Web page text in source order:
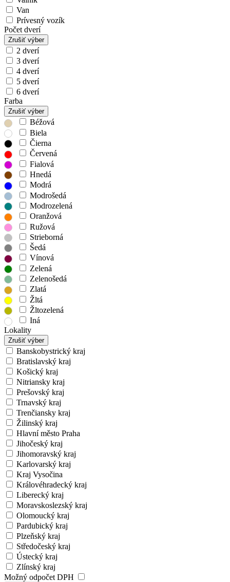
Van
Prívesný vozík
Počet dverí
Zrušiť výber
2 dverí
3 dverí
4 dverí
5 dverí
6 dverí
Farba
Zrušiť výber
Béžová
Biela
Čierna
Červená
Fialová
Hnedá
Modrá
Modrošedá
Modrozelená
Oranžová
Ružová
Strieborná
Šedá
Vínová
Zelená
Zelenošedá
Zlatá
Žltá
Žltozelená
Iná
Lokality
Zrušiť výber
Banskobystrický kraj
Bratislavský kraj
Košický kraj
Nitriansky kraj
Prešovský kraj
Trnavský kraj
Trenčiansky kraj
Žilinský kraj
Hlavní město Praha
Jihočeský kraj
Jihomoravský kraj
Karlovarský kraj
Kraj Vysočina
Královéhradecký kraj
Liberecký kraj
Moravskoslezský kraj
Olomoucký kraj
Pardubický kraj
Plzeňský kraj
Středočeský kraj
Ústecký kraj
Zlínský kraj
Možný odpočet DPH